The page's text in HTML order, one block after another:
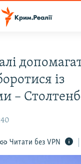
із
–
Читати без VPN